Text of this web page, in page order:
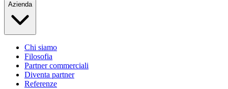
Azienda
Chi siamo
Filosofia
Partner commerciali
Diventa partner
Referenze